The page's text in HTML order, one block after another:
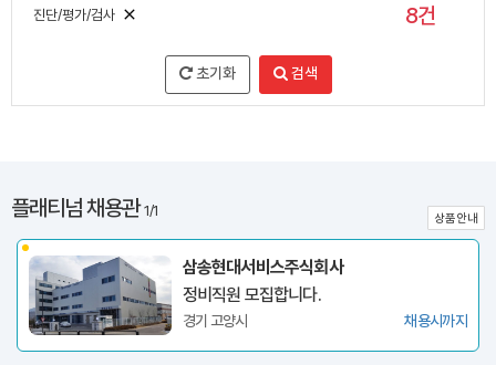
진단/평가/검사 8건
초기화 검색
플래티넘 채용관1/1 상품안내
삼송현대서비스주식회사
정비직원 모집합니다.
경기 고양시 채용시까지